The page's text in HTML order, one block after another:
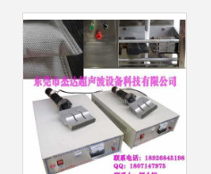
新解决方案